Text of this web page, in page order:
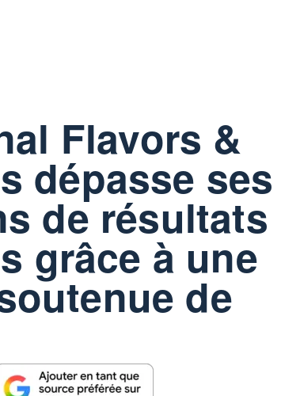
Flavors &
dépasse ses
de résultats
grâce à une
de